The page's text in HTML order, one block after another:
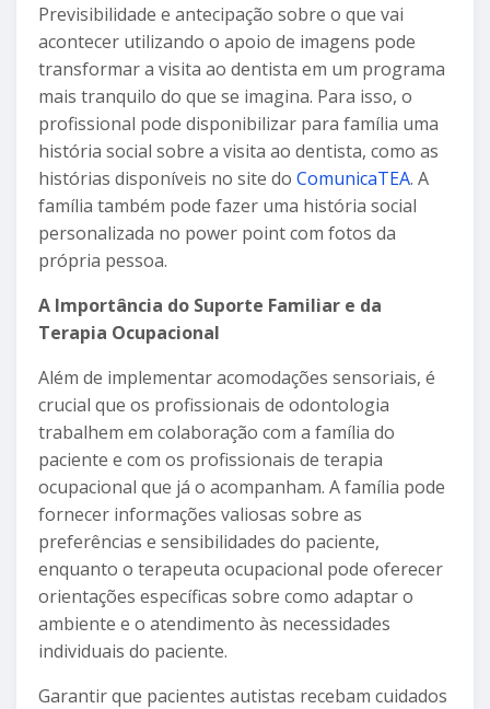
Previsibilidade e antecipação sobre o que vai
acontecer utilizando o apoio de imagens pode
transformar a visita ao dentista em um programa
mais tranquilo do que se imagina. Para isso, o
profissional pode disponibilizar para família uma
história social sobre a visita ao dentista, como as
histórias disponíveis no site do ComunicaTEA. A
família também pode fazer uma história social
personalizada no power point com fotos da
própria pessoa.
A Importância do Suporte Familiar e da
Terapia Ocupacional
Além de implementar acomodações sensoriais, é
crucial que os profissionais de odontologia
trabalhem em colaboração com a família do
paciente e com os profissionais de terapia
ocupacional que já o acompanham. A família pode
fornecer informações valiosas sobre as
preferências e sensibilidades do paciente,
enquanto o terapeuta ocupacional pode oferecer
orientações específicas sobre como adaptar o
ambiente e o atendimento às necessidades
individuais do paciente.
Garantir que pacientes autistas recebam cuidados